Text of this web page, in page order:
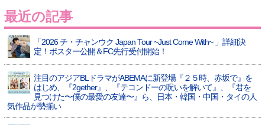
最近の記事
「2026 チ・チャンウク Japan Tour ~Just Come With~ 」詳細決
定！ポスター公開＆FC先行受付開始！
注目のアジアBLドラマがABEMAに新登場『２５時、赤坂で』を
はじめ、『2gether』、『テコンドーの呪いを解いて』、『君を
見つけた〜僕の最愛の友達〜』ら、日本・韓国・中国・タイの人
気作品が勢揃い